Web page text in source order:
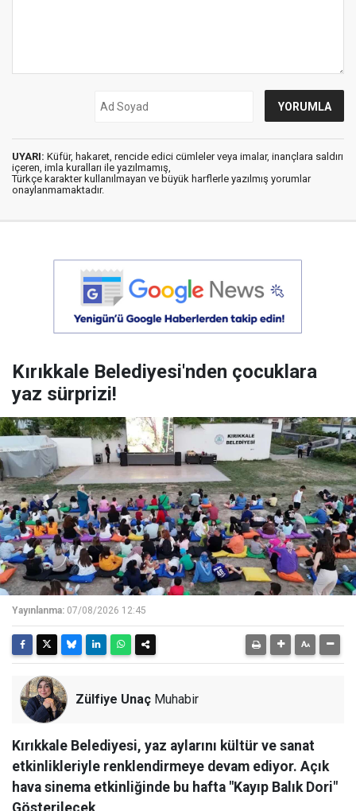
UYARI: Küfür, hakaret, rencide edici cümleler veya imalar, inançlara saldırı
içeren, imla kuralları ile yazılmamış,
Türkçe karakter kullanılmayan ve büyük harflerle yazılmış yorumlar
onaylanmamaktadır.
Kırıkkale Belediyesi'nden çocuklara
yaz sürprizi!
Yayınlanma: 07/08/2026 12:45
Zülfiye Unaç Muhabir
Kırıkkale Belediyesi, yaz aylarını kültür ve sanat
etkinlikleriyle renklendirmeye devam ediyor. Açık
hava sinema etkinliğinde bu hafta "Kayıp Balık Dori"